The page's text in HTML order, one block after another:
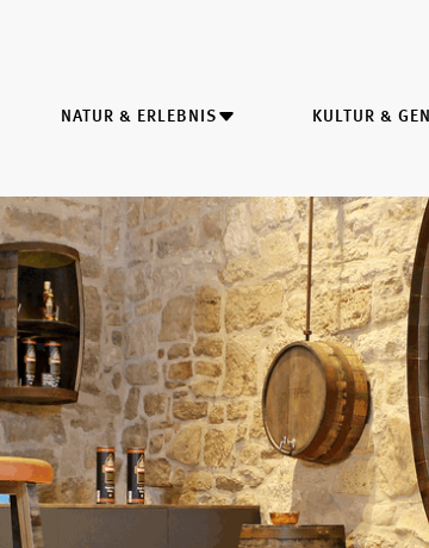
NATUR & ERLEBNIS KULTUR &